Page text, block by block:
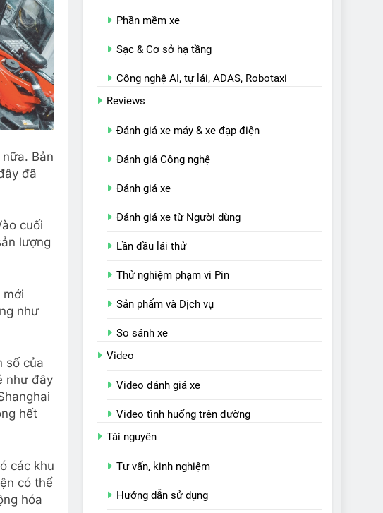
Bản
đã
cuối
lượng
mới
như
số của
như đây
hết
các khu
có thể
hóa
Phần mềm xe
Sạc & Cơ sở hạ tầng
Công nghệ AI, tự lái, ADAS, Robotaxi
Reviews
Đánh giá xe máy & xe đạp điện
Đánh giá Công nghệ
Đánh giá xe
Đánh giá xe từ Người dùng
Lần đầu lái thử
Thử nghiệm phạm vi Pin
Sản phẩm và Dịch vụ
So sánh xe
Video
Video đánh giá xe
Video tình huống trên đường
Tài nguyên
Tư vấn, kinh nghiệm
Hướng dẫn sử dụng